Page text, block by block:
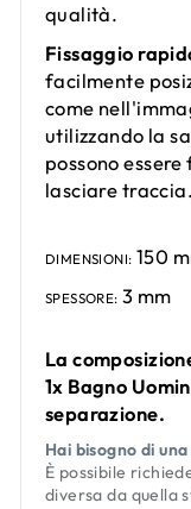
qualità.
Fissaggio
facilmente
come
utilizzando la
possono
lasciare traccia.
DIMENSIONI: 150
SPESSORE: 3 mm
La
1x Bagno
separazione.
Hai bisogno di
È possibile
diversa da quella